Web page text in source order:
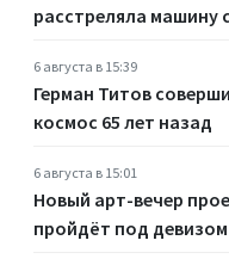
расстреляла машину
6 августа в 15:39
Герман Титов
космос 65 лет назад
6 августа в 15:01
Новый арт-вечер
пройдёт под